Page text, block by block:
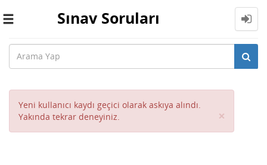
Toggle
Sınav Soruları
Yeni kullanıcı kaydı geçici olarak askıya alındı.
Yakında tekrar deneyiniz.
×